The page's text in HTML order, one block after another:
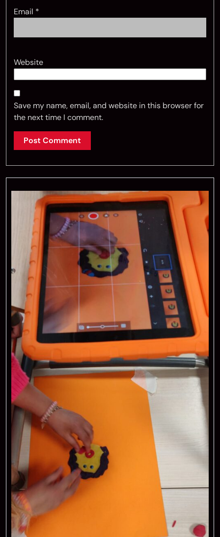
Email *
Website
Save my name, email, and website in this browser for
the next time I comment.